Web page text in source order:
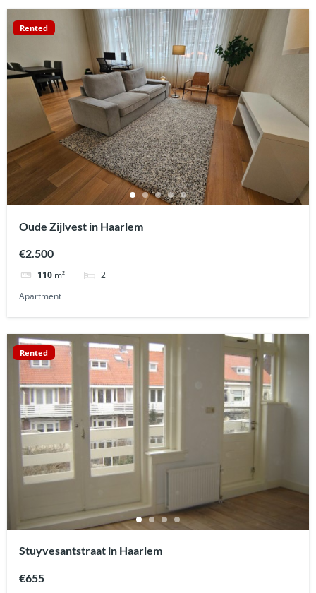
Rented
Oude Zijlvest in Haarlem
€2.500
110 m²
2
Apartment
Rented
Stuyvesantstraat in Haarlem
€655